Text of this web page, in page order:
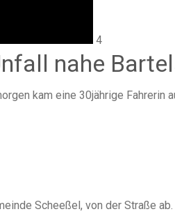
4
nahe
kam eine 30jährige Fahrerin
Scheeßel, von der Straße ab.